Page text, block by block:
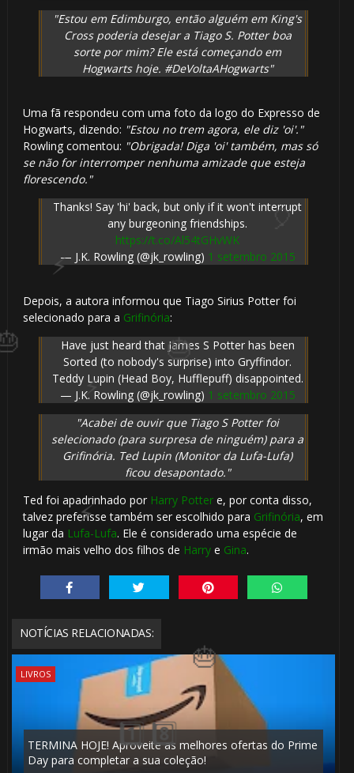
"Estou em Edimburgo, então alguém em King's
Cross poderia desejar a Tiago S. Potter boa
sorte por mim? Ele está começando em
Hogwarts hoje. #DeVoltaAHogwarts"
Uma fã respondeu com uma foto da logo do Expresso de
Hogwarts, dizendo: "Estou no trem agora, ele diz 'oi'."
Rowling comentou: "Obrigada! Diga 'oi' também, mas só
se não for interromper nenhuma amizade que esteja
florescendo."
Thanks! Say 'hi' back, but only if it won't interrupt
any burgeoning friendships.
https://t.co/Al54tGHvWK
— J.K. Rowling (@jk_rowling) 1 setembro 2015
Depois, a autora informou que Tiago Sirius Potter foi
selecionado para a Grifinória:
Have just heard that James S Potter has been
Sorted (to nobody's surprise) into Gryffindor.
Teddy Lupin (Head Boy, Hufflepuff) disappointed.
— J.K. Rowling (@jk_rowling) 1 setembro 2015
"Acabei de ouvir que Tiago S Potter foi
selecionado (para surpresa de ninguém) para a
Grifinória. Ted Lupin (Monitor da Lufa-Lufa)
ficou desapontado."
Ted foi apadrinhado por Harry Pottere, por conta disso,
talvez preferisse também ser escolhido para Grifinória, em
lugar da Lufa-Lufa. Ele é considerado uma espécie de
irmão mais velho dos filhos de Harrye Gina.
NOTÍCIAS RELACIONADAS:
LIVROS
TERMINA HOJE! Aproveite as melhores ofertas do Prime
Day para completar a sua coleção!
1️⃣ 8️⃣
1️⃣ 8️⃣
1️⃣ 8️⃣
🎈
🎂
🎂
1️⃣ 8️⃣
🎈